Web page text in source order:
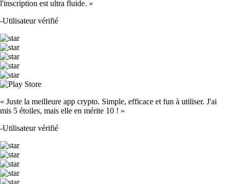
l'inscription est ultra fluide. »
-Utilisateur vérifié
« Juste la meilleure app crypto. Simple, efficace et fun à utiliser. J'ai
mis 5 étoiles, mais elle en mérite 10 ! »
-Utilisateur vérifié